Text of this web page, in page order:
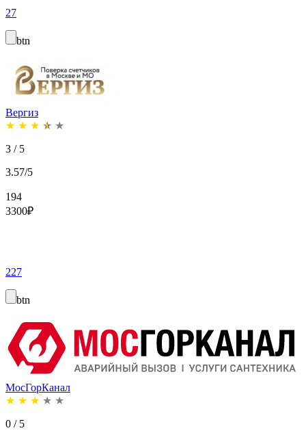
27
btn
Вергиз
★ ★ ★ ★ ★
3 / 5
3.57/5
194
3300₽
227
btn
МосГорКанал
★ ★ ★ ★ ★
0 / 5